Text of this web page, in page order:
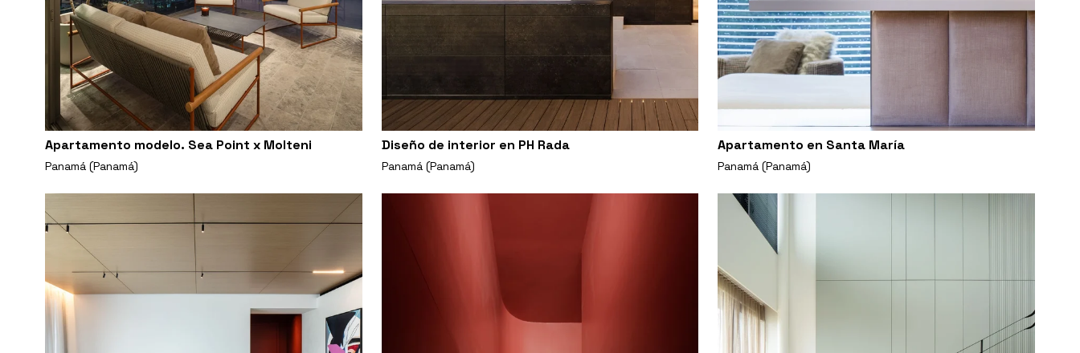
Apartamento modelo. Sea Point x Molteni
Panamá (Panamá)
Diseño de interior en PH Rada
Panamá (Panamá)
Apartamento en Santa María
Panamá (Panamá)